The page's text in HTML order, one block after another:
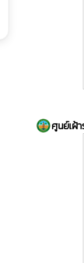
ศูนย์เฝ้